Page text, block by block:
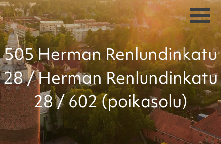
505 Herman Renlundinkatu
28 / Herman Renlundinkatu
28 / 602 (poikasolu)